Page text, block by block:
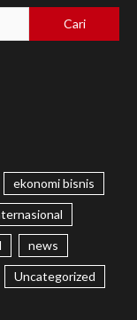
ekonomi bisnis
news
Uncategorized